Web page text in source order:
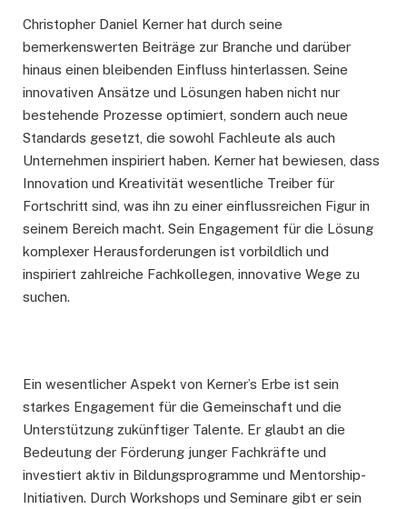
Christopher Daniel Kerner hat durch seine
bemerkenswerten Beiträge zur Branche und darüber
hinaus einen bleibenden Einfluss hinterlassen. Seine
innovativen Ansätze und Lösungen haben nicht nur
bestehende Prozesse optimiert, sondern auch neue
Standards gesetzt, die sowohl Fachleute als auch
Unternehmen inspiriert haben. Kerner hat bewiesen, dass
Innovation und Kreativität wesentliche Treiber für
Fortschritt sind, was ihn zu einer einflussreichen Figur in
seinem Bereich macht. Sein Engagement für die Lösung
komplexer Herausforderungen ist vorbildlich und
inspiriert zahlreiche Fachkollegen, innovative Wege zu
suchen.
Ein wesentlicher Aspekt von Kerner’s Erbe ist sein
starkes Engagement für die Gemeinschaft und die
Unterstützung zukünftiger Talente. Er glaubt an die
Bedeutung der Förderung junger Fachkräfte und
investiert aktiv in Bildungsprogramme und Mentorship-
Initiativen. Durch Workshops und Seminare gibt er sein